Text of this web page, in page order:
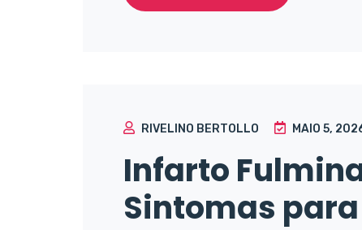
RIVELINO BERTOLLO MAIO 5,
Infarto
Sintomas